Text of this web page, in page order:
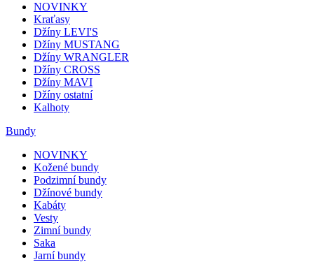
NOVINKY
Kraťasy
Džíny LEVI'S
Džíny MUSTANG
Džíny WRANGLER
Džíny CROSS
Džíny MAVI
Džíny ostatní
Kalhoty
Bundy
NOVINKY
Kožené bundy
Podzimní bundy
Džínové bundy
Kabáty
Vesty
Zimní bundy
Saka
Jarní bundy